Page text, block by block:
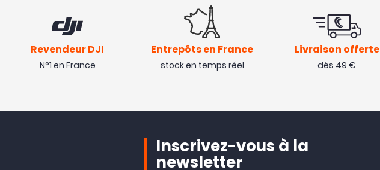
Revendeur DJI
N°1 en France
Entrepôts en France
stock en temps réel
Livraison offerte
dès 49 €
Inscrivez-vous à la
newsletter